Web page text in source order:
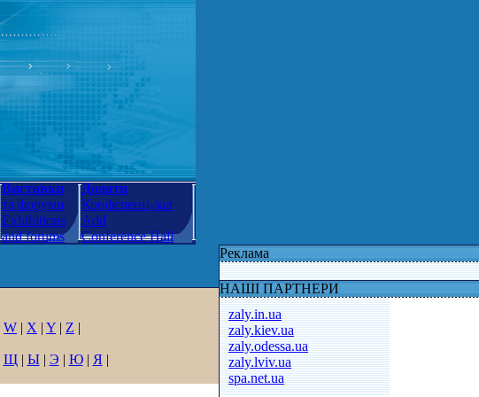
Виставки
та форуми
Exhibitions
and forums
Додати
Конференц-зал
Add
Conference Hall
W | X | Y | Z |
Щ| Ы| Э | Ю| Я |
Реклама
НАШІ ПАРТНЕРИ
zaly.in.ua
zaly.kiev.ua
zaly.odessa.ua
zaly.lviv.ua
spa.net.ua